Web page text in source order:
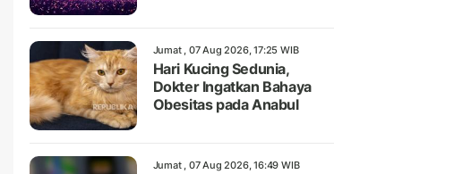
Jumat , 07 Aug 2026, 17:25 WIB
Hari Kucing Sedunia,
Dokter Ingatkan Bahaya
Obesitas pada Anabul
Jumat , 07 Aug 2026, 16:49 WIB